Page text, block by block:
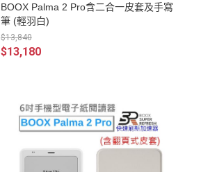
BOOX Palma 2 Pro含二合一皮套及手寫
筆 (輕羽白)
$13,840
$13,180